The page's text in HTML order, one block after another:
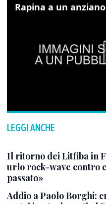
LEGGI ANCHE
Il ritorno dei Litfiba in
urlo rock-wave contro
passato»
Addio a Paolo Borghi: